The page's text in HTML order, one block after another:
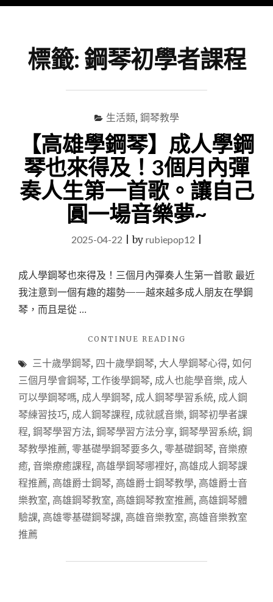
標籤:鋼琴初學者課程
生活類, 鋼琴教學
【高雄學鋼琴】成人學鋼
琴也來得及！3個月內彈
奏人生第一首歌。讓自己
圓一場音樂夢~
2025-04-22 |by rubiepop12
成人學鋼琴也來得及！三個月內彈奏人生第一首歌 最近
我注意到一個有趣的趨勢——越來越多成人朋友在學鋼
琴，而且是從 …
CONTINUE READING
學
鋼
成
人
學
琴
也
來
及！
3
三十歲學鋼琴, 四十歲學鋼琴, 大人學鋼琴心得, 如何
三個月學會鋼琴, 工作後學鋼琴, 成人也能學音樂, 成人
可以學鋼琴嗎, 成人學鋼琴, 成人鋼琴學習系統, 成人鋼
琴練習技巧, 成人鋼琴課程, 成就感音樂, 鋼琴初學者課
程, 鋼琴學習方法, 鋼琴學習方法分享, 鋼琴學習系統, 鋼
琴教學推薦, 零基礎學鋼琴要多久 , 零基礎鋼琴, 音樂療
癒, 音樂療癒課程, 高雄學鋼琴哪裡好, 高雄成人鋼琴課
程推薦, 高雄爵士鋼琴, 高雄爵士鋼琴教學, 高雄爵士音
樂教室, 高雄鋼琴教室, 高雄鋼琴教室推薦, 高雄鋼琴體
驗課, 高雄零基礎鋼琴課, 高雄音樂教室, 高雄音樂教室
推薦